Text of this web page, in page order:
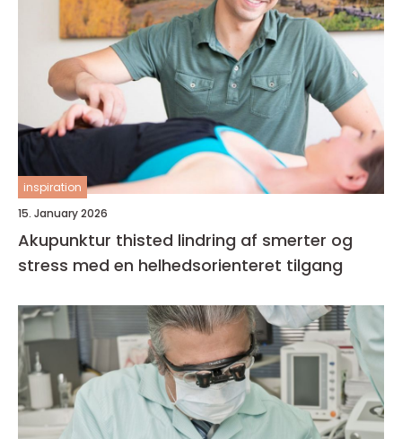
inspiration
15. January 2026
Akupunktur thisted lindring af smerter og
stress med en helhedsorienteret tilgang